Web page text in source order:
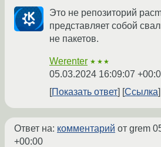
Это не репозиторий
представляет собой
не пакетов.
Werenter ★★★
05.03.2024 16:09:07
Показать ответ
Ссылка
Ответ на: комментарий от grem
+00:00